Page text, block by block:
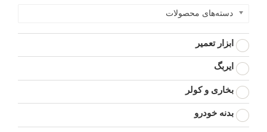
دسته‌های محصولات
ابزار تعمیر
ایربگ
بخاری و کولر
بدنه خودرو